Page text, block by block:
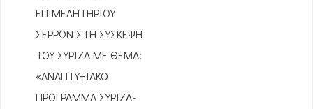
ΕΠΙΜΕΛΗΤΗΡΙΟΥ
ΣΕΡΡΩΝ ΣΤΗ ΣΥΣΚΕΨΗ
ΤΟΥ ΣΥΡΙΖΑ ΜΕ ΘΕΜΑ:
«ΑΝΑΠΤΥΞΙΑΚΟ
ΠΡΟΓΡΑΜΜΑ ΣΥΡΙΖΑ-